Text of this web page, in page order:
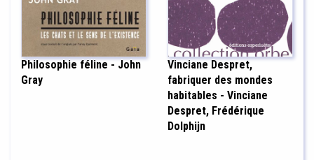
Philosophie féline - John
Gray
Vinciane Despret,
fabriquer des mondes
habitables - Vinciane
Despret, Frédérique
Dolphijn